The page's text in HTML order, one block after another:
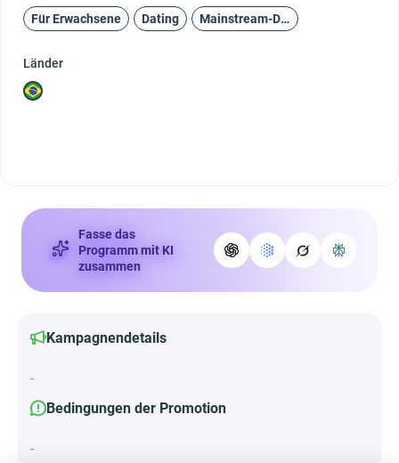
Für Erwachsene Dating Mainstream-Dating
Länder
Fasse das
Programm mit KI
zusammen
Kampagnendetails
-
Bedingungen der Promotion
-